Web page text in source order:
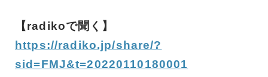
【radikoで聞く】
https://radiko.jp/share/?
sid=FMJ&t=20220110180001